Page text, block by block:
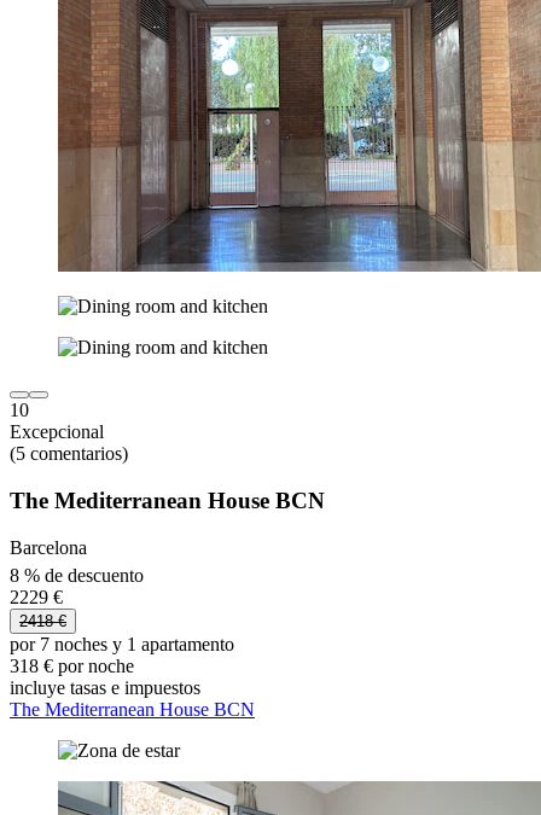
10
Excepcional
(5 comentarios)
The Mediterranean House BCN
Barcelona
8 % de descuento
2229 €
2418 €
por 7 noches y 1 apartamento
318 € por noche
incluye tasas e impuestos
The Mediterranean House BCN